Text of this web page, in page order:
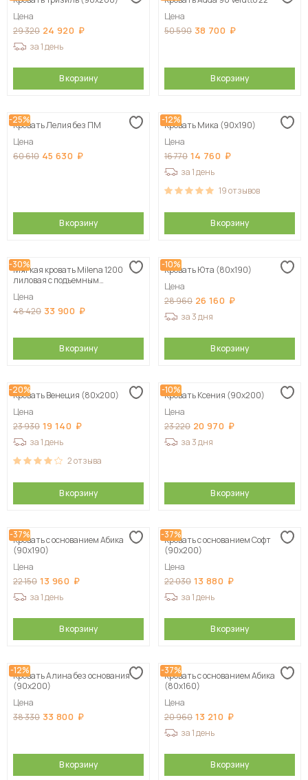
Цена
29 320 24 920
за 1 день
В корзину
Цена
50 590 38 700
В корзину
-25%
Кровать Лелия без ПМ
Цена
60 610 45 630
В корзину
-12%
Кровать Мика (90х190)
Цена
16 770 14 760
за 1 день
19отзывов
В корзину
-30%
Мягкая кровать Milena 1200
лиловая с подъемным
Цена
48 420 33 900
В корзину
-10%
Кровать Юта (80х190)
Цена
28 960 26 160
за 3 дня
В корзину
-20%
Кровать Венеция (80х200)
Цена
23 930 19 140
за 1 день
2отзыва
В корзину
-10%
Кровать Ксения (90х200)
Цена
23 220 20 970
за 3 дня
В корзину
-37%
Кровать с основанием Абика
(90х190)
Цена
22 150 13 960
за 1 день
В корзину
-37%
Кровать с основанием Софт
(90х200)
Цена
22 030 13 880
за 1 день
В корзину
-12%
Кровать Алина без основания
(90х200)
Цена
38 330 33 800
В корзину
-37%
Кровать с основанием Абика
(80х160)
Цена
20 960 13 210
за 1 день
В корзину